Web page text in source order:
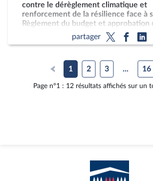
contre le dérèglement climatique et
renforcement de la résilience face à
Règlement du budget et approbation
partager
1 2 3 ... 16
Page n°1 : 12 résultats affichés sur un